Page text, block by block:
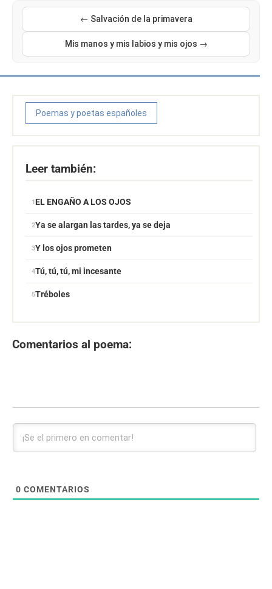
← Salvación de la primavera
Mis manos y mis labios y mis ojos →
Poemas y poetas españoles
Leer también:
EL ENGAÑO A LOS OJOS
Ya se alargan las tardes, ya se deja
Y los ojos prometen
Tú, tú, tú, mi incesante
Tréboles
Comentarios al poema:
0 COMENTARIOS